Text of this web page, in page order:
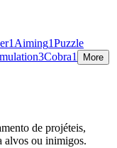
1 Aiming1Puzzle
3Cobra1 More
de projéteis,
alvos ou inimigos.